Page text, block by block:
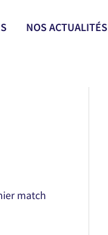
NOS ACTUALITÉS
match